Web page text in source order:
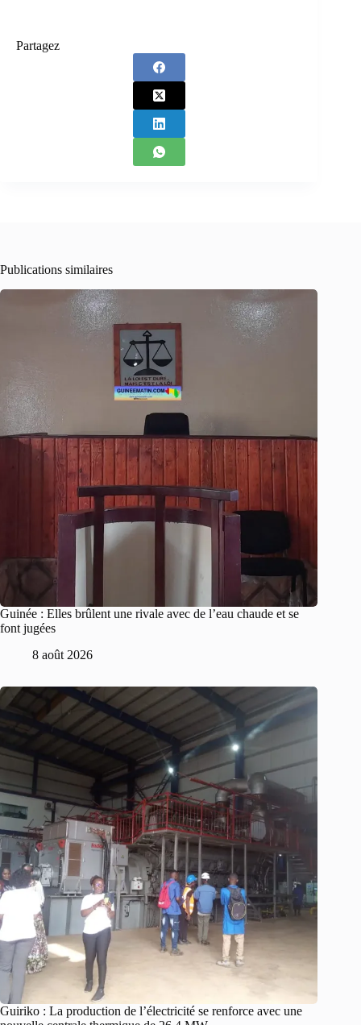
Partagez
Publications similaires
Guinée : Elles brûlent une rivale avec de l’eau chaude et se
font jugées
8 août 2026
Guiriko : La production de l’électricité se renforce avec une